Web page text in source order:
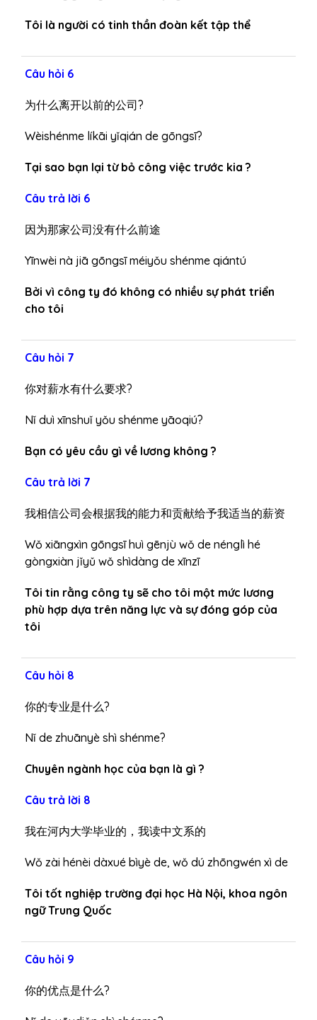
Tôi là người có tinh thần đoàn kết tập thể
Câu hỏi 6
为什么离开以前的公司?
Wèishénme líkāi yǐqián de gōngsī?
Tại sao bạn lại từ bỏ công việc trước kia ?
Câu trả lời 6
因为那家公司没有什么前途
Yīnwèi nà jiā gōngsī méiyǒu shénme qiántú
Bởi vì công ty đó không có nhiều sự phát triển
cho tôi
Câu hỏi 7
你对薪水有什么要求?
Nǐ duì xīnshuǐ yǒu shénme yāoqiú?
Bạn có yêu cầu gì về lương không ?
Câu trả lời 7
我相信公司会根据我的能力和贡献给予我适当的薪资
Wǒ xiāngxìn gōngsī huì gēnjù wǒ de nénglì hé
gòngxiàn jǐyǔ wǒ shìdàng de xīnzī
Tôi tin rằng công ty sẽ cho tôi một mức lương
phù hợp dựa trên năng lực và sự đóng góp của
tôi
Câu hỏi 8
你的专业是什么?
Nǐ de zhuānyè shì shénme?
Chuyên ngành học của bạn là gì ?
Câu trả lời 8
我在河内大学毕业的，我读中文系的
Wǒ zài hénèi dàxué bìyè de, wǒ dú zhōngwén xì de
Tôi tốt nghiệp trường đại học Hà Nội, khoa ngôn
ngữ Trung Quốc
Câu hỏi 9
你的优点是什么?